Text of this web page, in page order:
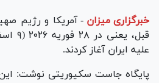
خبرگزاری میزان - آمریکا و رژیم
علیه ایران آغاز کردند.
پایگاه جاست سکیوریتی نوشت: